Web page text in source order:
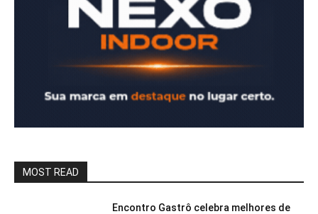
MOST READ
Encontro Gastrô celebra melhores de